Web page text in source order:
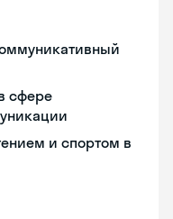
сфере
и спортом в